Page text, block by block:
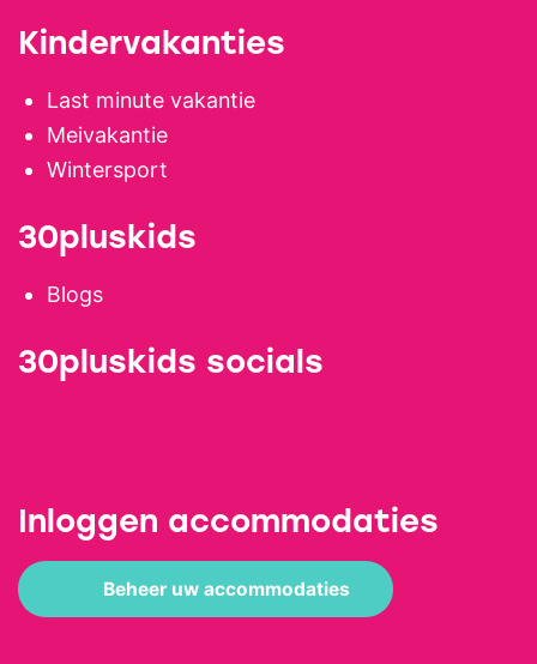
Kindervakanties
Last minute vakantie
Meivakantie
Wintersport
30pluskids
Blogs
30pluskids socials
Inloggen accommodaties
Beheer uw accommodaties